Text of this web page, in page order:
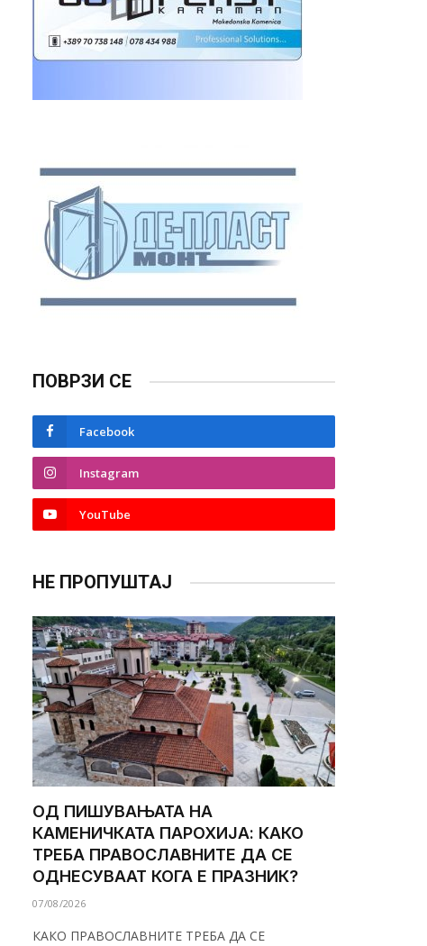
ПОВРЗИ СЕ
Facebook
Instagram
YouTube
НЕ ПРОПУШТАЈ
ОД ПИШУВАЊАТА НА
КАМЕНИЧКАТА ПАРОХИЈА: КАКО
ТРЕБА ПРАВОСЛАВНИТЕ ДА СЕ
ОДНЕСУВААТ КОГА Е ПРАЗНИК?
07/08/2026
КАКО ПРАВОСЛАВНИТЕ ТРЕБА ДА СЕ